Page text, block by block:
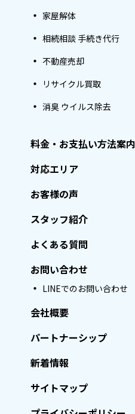
家屋解体
相続相談 手続き代行
不動産売却
リサイクル買取
消臭 ウイルス除去
料金・お支払い方法案内
対応エリア
お客様の声
スタッフ紹介
よくある質問
お問い合わせ
LINEでのお問い合わせ
会社概要
パートナーシップ
新着情報
サイトマップ